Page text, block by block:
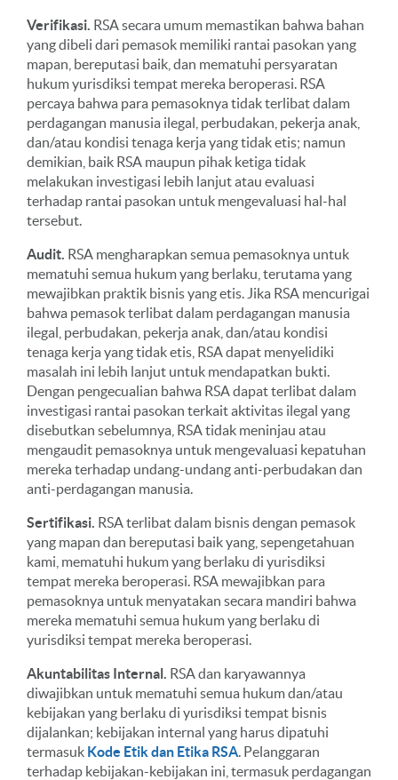
Verifikasi. RSA secara umum memastikan bahwa bahan
yang dibeli dari pemasok memiliki rantai pasokan yang
mapan, bereputasi baik, dan mematuhi persyaratan
hukum yurisdiksi tempat mereka beroperasi. RSA
percaya bahwa para pemasoknya tidak terlibat dalam
perdagangan manusia ilegal, perbudakan, pekerja anak,
dan/atau kondisi tenaga kerja yang tidak etis; namun
demikian, baik RSA maupun pihak ketiga tidak
melakukan investigasi lebih lanjut atau evaluasi
terhadap rantai pasokan untuk mengevaluasi hal-hal
tersebut.
Audit. RSA mengharapkan semua pemasoknya untuk
mematuhi semua hukum yang berlaku, terutama yang
mewajibkan praktik bisnis yang etis. Jika RSA mencurigai
bahwa pemasok terlibat dalam perdagangan manusia
ilegal, perbudakan, pekerja anak, dan/atau kondisi
tenaga kerja yang tidak etis, RSA dapat menyelidiki
masalah ini lebih lanjut untuk mendapatkan bukti.
Dengan pengecualian bahwa RSA dapat terlibat dalam
investigasi rantai pasokan terkait aktivitas ilegal yang
disebutkan sebelumnya, RSA tidak meninjau atau
mengaudit pemasoknya untuk mengevaluasi kepatuhan
mereka terhadap undang-undang anti-perbudakan dan
anti-perdagangan manusia.
Sertifikasi. RSA terlibat dalam bisnis dengan pemasok
yang mapan dan bereputasi baik yang, sepengetahuan
kami, mematuhi hukum yang berlaku di yurisdiksi
tempat mereka beroperasi. RSA mewajibkan para
pemasoknya untuk menyatakan secara mandiri bahwa
mereka mematuhi semua hukum yang berlaku di
yurisdiksi tempat mereka beroperasi.
Akuntabilitas Internal. RSA dan karyawannya
diwajibkan untuk mematuhi semua hukum dan/atau
kebijakan yang berlaku di yurisdiksi tempat bisnis
dijalankan; kebijakan internal yang harus dipatuhi
termasuk Kode Etik dan Etika RSA. Pelanggaran
terhadap kebijakan-kebijakan ini, termasuk perdagangan